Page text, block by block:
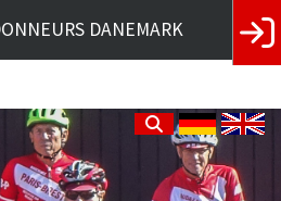
DANEMARK